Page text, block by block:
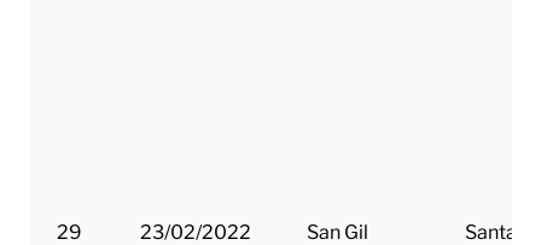
29 23/02/2022 San Gil